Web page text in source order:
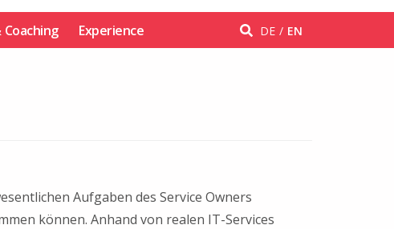
Experience DE EN
Aufgaben des Service Owners
können. Anhand von realen IT-Services